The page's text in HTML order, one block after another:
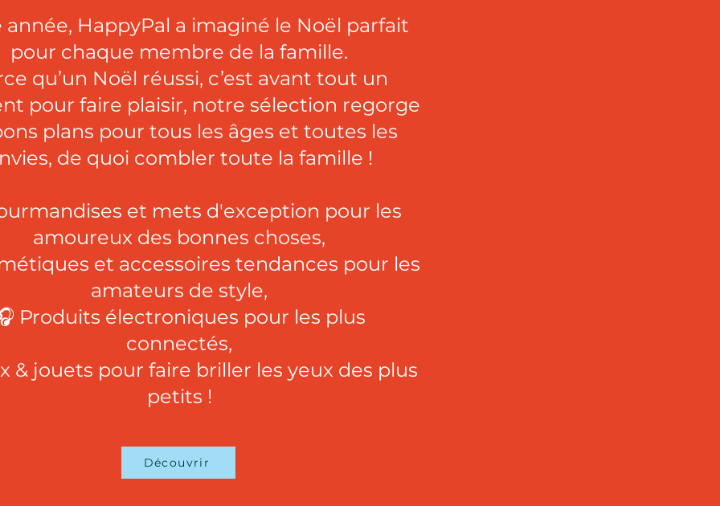
année, HappyPal a imaginé le Noël parfait
pour chaque membre de la famille.
qu’un Noël réussi, c’est avant tout un
pour faire plaisir, notre sélection regorge
plans pour tous les âges et toutes les
de quoi combler toute la famille !
et mets d'exception pour les
amoureux des bonnes choses,
et accessoires tendances pour les
amateurs de style,
Produits électroniques pour les plus
connectés,
& jouets pour faire briller les yeux des plus
petits !
Découvrir